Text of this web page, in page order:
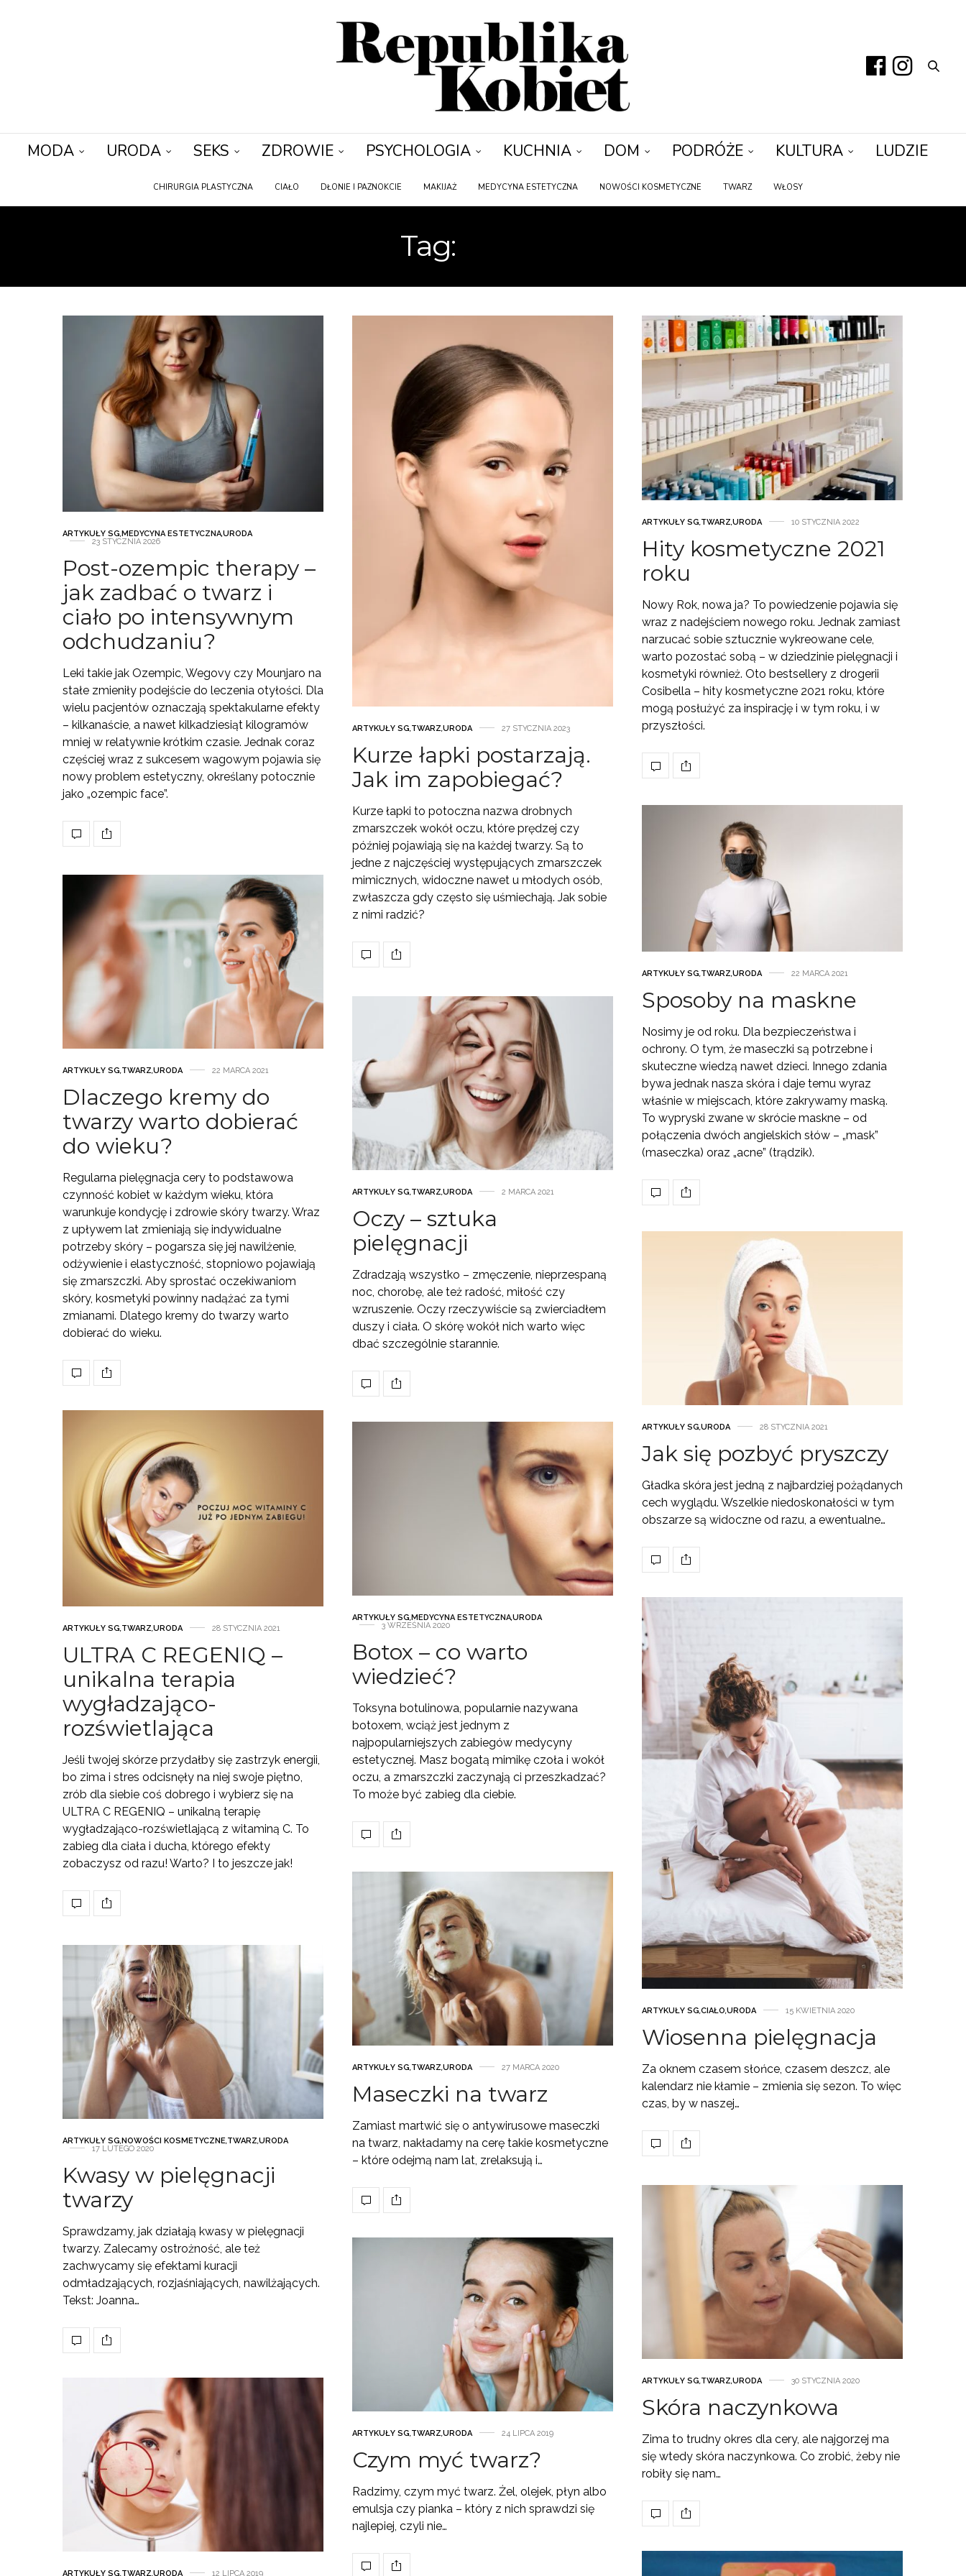
MODA URODA SEKS ZDROWIE PSYCHOLOGIA KUCHNIA DOM PODRÓŻE KULTURA LUDZIE
CHIRURGIA PLASTYCZNA CIAŁO DŁONIE I PAZNOKCIE MAKIJAŻ MEDYCYNA ESTETYCZNA NOWOŚCI KOSMETYCZNE TWARZ WŁOSY
Tag:
ARTYKUŁY SG MEDYCYNA ESTETYCZNAURODA
23 STYCZNIA 2026
Post-ozempic therapy –
jak zadbać o twarz i
ciało po intensywnym
odchudzaniu?
Leki takie jak Ozempic, Wegovy czy Mounjaro na
stałe zmieniły podejście do leczenia otyłości. Dla
wielu pacjentów oznaczają spektakularne efekty
– kilkanaście, a nawet kilkadziesiąt kilogramów
mniej w relatywnie krótkim czasie. Jednak coraz
częściej wraz z sukcesem wagowym pojawia się
nowy problem estetyczny, określany potocznie
jako „ozempic face”.
ARTYKUŁY SG,TWARZ,URODA 27 STYCZNIA 2023
Kurze łapki postarzają.
Jak im zapobiegać?
Kurze łapki to potoczna nazwa drobnych
zmarszczek wokół oczu, które prędzej czy
później pojawiają się na każdej twarzy. Są to
jedne z najczęściej występujących zmarszczek
mimicznych, widoczne nawet u młodych osób,
zwłaszcza gdy często się uśmiechają. Jak sobie
z nimi radzić?
ARTYKUŁY SG,TWARZ,URODA 10 STYCZNIA 2022
Hity kosmetyczne 2021
roku
Nowy Rok, nowa ja? To powiedzenie pojawia się
wraz z nadejściem nowego roku. Jednak zamiast
narzucać sobie sztucznie wykreowane cele,
warto pozostać sobą – w dziedzinie pielęgnacji i
kosmetyki również. Oto bestsellery z drogerii
Cosibella – hity kosmetyczne 2021 roku, które
mogą posłużyć za inspirację i w tym roku, i w
przyszłości.
ARTYKUŁY SG,TWARZ,URODA 22 MARCA 2021
Sposoby na maskne
Nosimy je od roku. Dla bezpieczeństwa i
ochrony. O tym, że maseczki są potrzebne i
skuteczne wiedzą nawet dzieci. Innego zdania
bywa jednak nasza skóra i daje temu wyraz
właśnie w miejscach, które zakrywamy maską.
To wypryski zwane w skrócie maskne – od
połączenia dwóch angielskich słów – „mask”
(maseczka) oraz „acne” (trądzik).
ARTYKUŁY SG,TWARZ,URODA 22 MARCA 2021
Dlaczego kremy do
twarzy warto dobierać
do wieku?
Regularna pielęgnacja cery to podstawowa
czynność kobiet w każdym wieku, która
warunkuje kondycję i zdrowie skóry twarzy. Wraz
z upływem lat zmieniają się indywidualne
potrzeby skóry – pogarsza się jej nawilżenie,
odżywienie i elastyczność, stopniowo pojawiają
się zmarszczki. Aby sprostać oczekiwaniom
skóry, kosmetyki powinny nadążać za tymi
zmianami. Dlatego kremy do twarzy warto
dobierać do wieku.
ARTYKUŁY SG,TWARZ,URODA 2 MARCA 2021
Oczy – sztuka
pielęgnacji
Zdradzają wszystko – zmęczenie, nieprzespaną
noc, chorobę, ale też radość, miłość czy
wzruszenie. Oczy rzeczywiście są zwierciadłem
duszy i ciała. O skórę wokół nich warto więc
dbać szczególnie starannie.
ARTYKUŁY SG,URODA 28 STYCZNIA 2021
Jak się pozbyć pryszczy
Gładka skóra jest jedną z najbardziej pożądanych
cech wyglądu. Wszelkie niedoskonałości w tym
obszarze są widoczne od razu, a ewentualne…
ARTYKUŁY SG TWARZ URODA 28 STYCZNIA 2021
ULTRA C REGENIQ –
unikalna terapia
wygładzająco-
rozświetlająca
Jeśli twojej skórze przydałby się zastrzyk energii,
bo zima i stres odcisnęły na niej swoje piętno,
zrób dla siebie coś dobrego i wybierz się na
ULTRA C REGENIQ – unikalną terapię
wygładzająco-rozświetlającą z witaminą C. To
zabieg dla ciała i ducha, którego efekty
zobaczysz od razu! Warto? I to jeszcze jak!
ARTYKUŁY SG,MEDYCYNA ESTETYCZNA,URODA
3 WRZEŚNIA 2020
Botox – co warto
wiedzieć?
Toksyna botulinowa, popularnie nazywana
botoxem, wciąż jest jednym z
najpopularniejszych zabiegów medycyny
estetycznej. Masz bogatą mimikę czoła i wokół
oczu, a zmarszczki zaczynają ci przeszkadzać?
To może być zabieg dla ciebie.
ARTYKUŁY SG,CIAŁO,URODA 15 KWIETNIA 2020
Wiosenna pielęgnacja
Za oknem czasem słońce, czasem deszcz, ale
kalendarz nie kłamie – zmienia się sezon. To więc
czas, by w naszej…
ARTYKUŁY SG,TWARZ,URODA 27 MARCA 2020
Maseczki na twarz
Zamiast martwić się o antywirusowe maseczki
na twarz, nakładamy na cerę takie kosmetyczne
– które odejmą nam lat, zrelaksują i…
ARTYKUŁY SG,NOWOŚCI KOSMETYCZNE,TWARZ,URODA
17 LUTEGO 2020
Kwasy w pielęgnacji
twarzy
Sprawdzamy, jak działają kwasy w pielęgnacji
twarzy. Zalecamy ostrożność, ale też
zachwycamy się efektami kuracji
odmładzających, rozjaśniających, nawilżających.
Tekst: Joanna…
ARTYKUŁY SG,TWARZ,URODA 30 STYCZNIA 2020
Skóra naczynkowa
Zima to trudny okres dla cery, ale najgorzej ma
się wtedy skóra naczynkowa. Co zrobić, żeby nie
robiły się nam…
ARTYKUŁY SG,TWARZ,URODA 24 LIPCA 2019
Czym myć twarz?
Radzimy, czym myć twarz. Żel, olejek, płyn albo
emulsja czy pianka – który z nich sprawdzi się
najlepiej, czyli nie…
ARTYKUŁY SG,TWARZ,URODA 12 LIPCA 2019